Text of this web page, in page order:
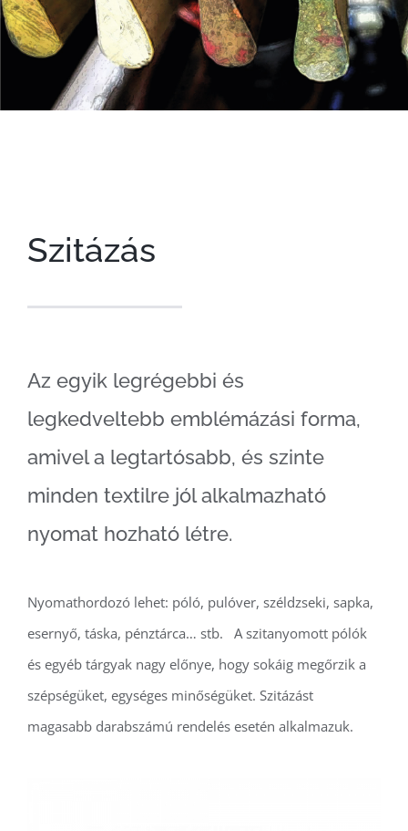
Szitázás
Az egyik legrégebbi és
legkedveltebb emblémázási forma,
amivel a legtartósabb, és szinte
minden textilre jól alkalmazható
nyomat hozható létre.
Nyomathordozó lehet: póló, pulóver, széldzseki, sapka,
esernyő, táska, pénztárca… stb. A szitanyomott pólók
és egyéb tárgyak nagy előnye, hogy sokáig megőrzik a
szépségüket, egységes minőségüket. Szitázást
magasabb darabszámú rendelés esetén alkalmazuk.